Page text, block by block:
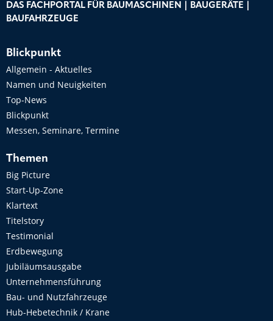
DAS FACHPORTAL FÜR BAUMASCHINEN | BAUGERÄTE |
BAUFAHRZEUGE
Blickpunkt
Allgemein - Aktuelles
Namen und Neuigkeiten
Top-News
Blickpunkt
Messen, Seminare, Termine
Themen
Big Picture
Start-Up-Zone
Klartext
Titelstory
Testimonial
Erdbewegung
Jubiläumsausgabe
Unternehmensführung
Bau- und Nutzfahrzeuge
Hub-Hebetechnik / Krane